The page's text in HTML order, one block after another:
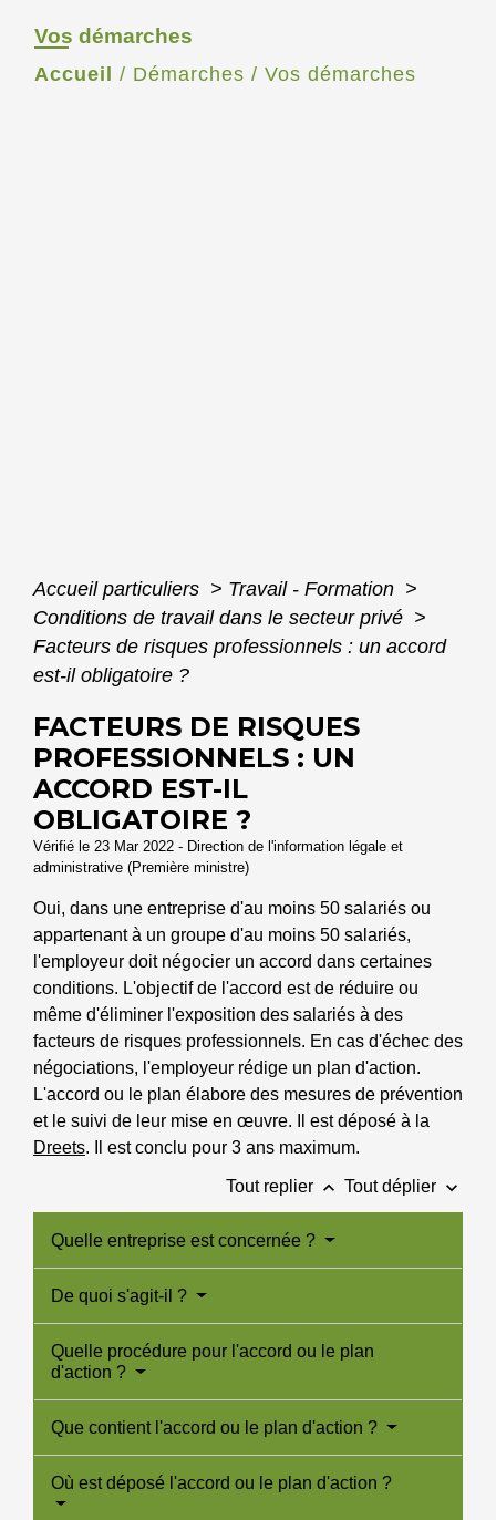
Vos démarches
Accueil / Démarches / Vos démarches
Accueil particuliers > Travail - Formation >
Conditions de travail dans le secteur privé >
Facteurs de risques professionnels : un accord
est-il obligatoire ?
FACTEURS DE RISQUES
PROFESSIONNELS : UN
ACCORD EST-IL
OBLIGATOIRE ?
Vérifié le 23 Mar 2022 - Direction de l'information légale et
administrative (Première ministre)
Oui, dans une entreprise d'au moins 50 salariés ou
appartenant à un groupe d'au moins 50 salariés,
l'employeur doit négocier un accord dans certaines
conditions. L'objectif de l'accord est de réduire ou
même d'éliminer l'exposition des salariés à des
facteurs de risques professionnels. En cas d'échec des
négociations, l'employeur rédige un plan d'action.
L'accord ou le plan élabore des mesures de prévention
et le suivi de leur mise en œuvre. Il est déposé à la
Dreets. Il est conclu pour 3 ans maximum.
Tout replier keyboard_arrow_up Tout déplier keyboard_arrow_down
Quelle entreprise est concernée ?
De quoi s'agit-il ?
Quelle procédure pour l'accord ou le plan
d'action ?
Que contient l'accord ou le plan d'action ?
Où est déposé l'accord ou le plan d'action ?